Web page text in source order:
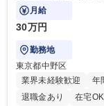
上で、窓口となるお客様相
月給
30万円
勤務地
東京都中野区
業界未経験歓迎
年
退職金あり
在宅OK